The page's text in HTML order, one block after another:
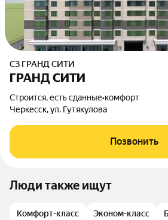
СЗ ГРАНД СИТИ
ГРАНД СИТИ
Строится, есть сданные•комфорт
Черкесск, ул. Гутякулова
Позвонить
Люди также ищут
Комфорт-класс Эконом-класс